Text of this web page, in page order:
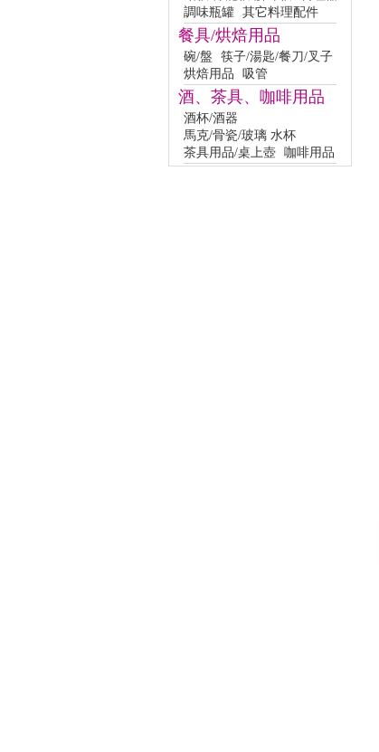
調味瓶罐 其它料理配件
餐具/烘焙用品
碗/盤
筷子/湯匙/餐刀/叉子
烘焙用品
吸管
酒、茶具、咖啡用品
酒杯/酒器
馬克/骨瓷/玻璃 水杯
茶具用品/桌上壺 咖啡用品